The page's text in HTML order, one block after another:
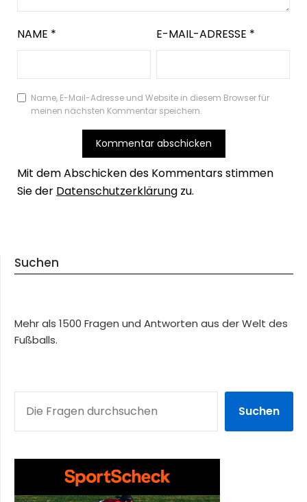
NAME * E-MAIL-ADRESSE *
Name, E-Mail-Adresse und Website in diesem Browser für
meinen nächsten Kommentar speichern.
Mit dem Abschicken des Kommentars stimmen
Sie der Datenschutzerklärung zu.
Suchen
Mehr als 1500 Fragen und Antworten aus der Welt des
Fußballs.
Suchen